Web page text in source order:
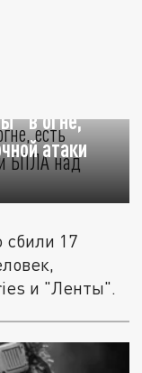
в огне,
атаки
сбили 17
и "Ленты".